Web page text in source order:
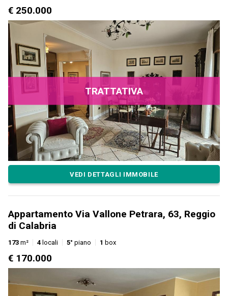
€ 250.000
TRATTATIVA
VEDI DETTAGLI IMMOBILE
Appartamento Via Vallone Petrara, 63, Reggio
di Calabria
173 m² 4 locali 5° piano 1 box
€ 170.000